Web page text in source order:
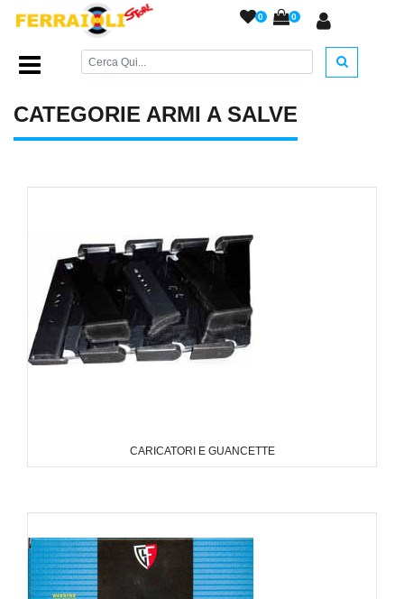
0 0
Home Page/ARMI A SALVE/
CATEGORIE ARMI A SALVE
CARICATORI E GUANCETTE